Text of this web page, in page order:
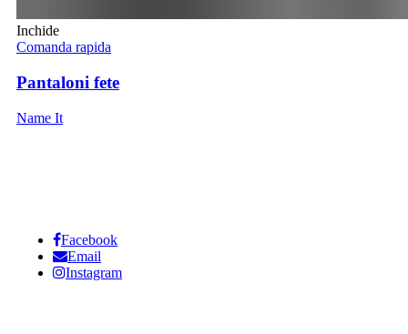
Inchide
Comanda rapida
Pantaloni fete
Name It
Facebook
Email
Instagram